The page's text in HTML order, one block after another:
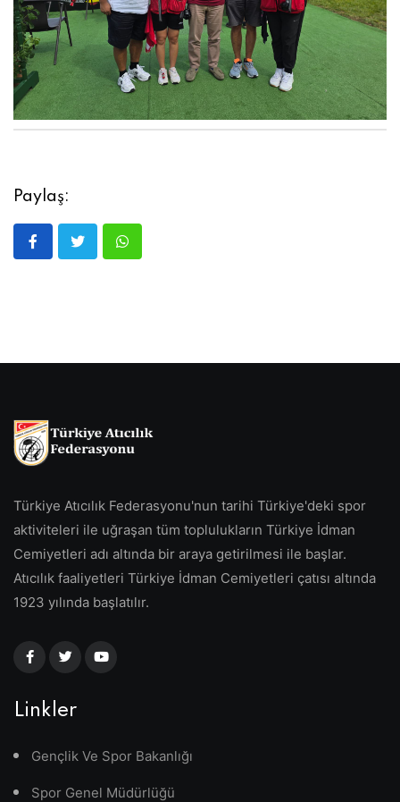
Paylaş:
Türkiye Atıcılık Federasyonu'nun tarihi Türkiye'deki spor
aktiviteleri ile uğraşan tüm toplulukların Türkiye İdman
Cemiyetleri adı altında bir araya getirilmesi ile başlar.
Atıcılık faaliyetleri Türkiye İdman Cemiyetleri çatısı altında
1923 yılında başlatılır.
Linkler
Gençlik Ve Spor Bakanlığı
Spor Genel Müdürlüğü